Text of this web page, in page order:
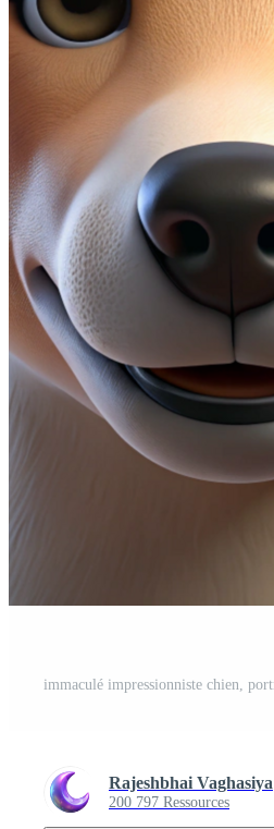
Rajeshbhai Vaghasiya
200 797 Ressources